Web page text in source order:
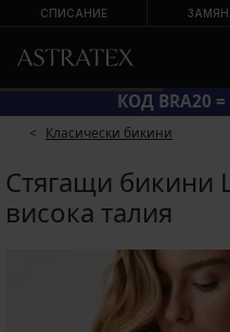
СПИСАНИЕ
КОД BRA20
Класически бикини
Стягащи бикини
висока талия